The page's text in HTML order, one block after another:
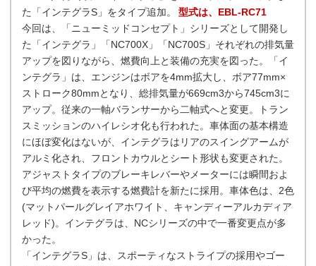
た「インテグラS」をタイプ追加。
型式は、EBL-RC71
今回は、「ニューミッドコンセプト」シリーズとして開発し
た「インテグラ」「NC700X」「NC700S」それぞれの排気量
アップを図りながら、燃費向上と装備の充実を図った。「イ
ンテグラ」は、エンジンはボアを4mm拡大し、ボア77mm×
ストローク80mmとなり、総排気量が669cm3から745cm3に
アップ。従来の一軸バランサーから二軸式へと変更。トラン
スミッションのハイレシオ化も行われた。車体面の基本構造
にほぼ変化はないが、インテグラはリアのスイングアームが
アルミ化され、フロントカウルとシート形状も変更された。
アジャストタイプのブレーキレバーやメーターには瞬間およ
び平均の燃費を表示する燃費計を新たに採用。車体色は、2色
(マットパールグレイアホワイト、キャンディーアルカディア
レッド)。インテグラは、NCシリーズの中で一番変更点が多
かった。
「インテグラS」は、スポーティなストライプの採用やゴー